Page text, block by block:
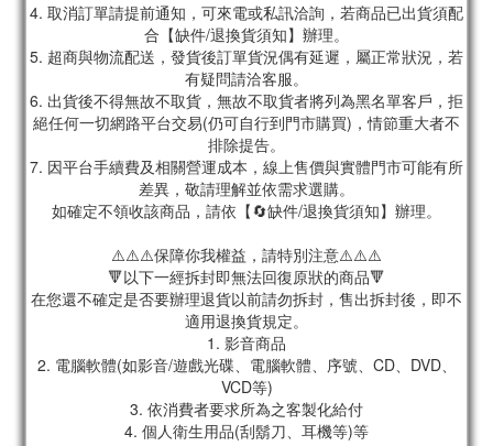
4. 取消訂單請提前通知，可來電或私訊洽詢，若商品已出貨須配
合【缺件/退換貨須知】辦理。
5. 超商與物流配送，發貨後訂單貨況偶有延遲，屬正常狀況，若
有疑問請洽客服。
6. 出貨後不得無故不取貨，無故不取貨者將列為黑名單客戶，拒
絕任何一切網路平台交易(仍可自行到門市購買)，情節重大者不
排除提告。
7. 因平台手續費及相關營運成本，線上售價與實體門市可能有所
差異，敬請理解並依需求選購。
如確定不領收該商品，請依【🔄缺件/退換貨須知】辦理。
⚠️⚠️⚠️保障你我權益，請特別注意⚠️⚠️⚠️
🔻以下一經拆封即無法回復原狀的商品🔻
在您還不確定是否要辦理退貨以前請勿拆封，售出拆封後，即不
適用退換貨規定。
1. 影音商品
2. 電腦軟體(如影音/遊戲光碟、電腦軟體、序號、CD、DVD、
VCD等)
3. 依消費者要求所為之客製化給付
4. 個人衛生用品(刮鬍刀、耳機等)等